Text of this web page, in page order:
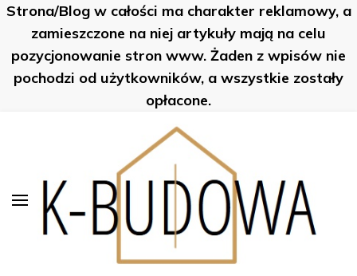
Strona/Blog w całości ma charakter reklamowy, a
zamieszczone na niej artykuły mają na celu
pozycjonowanie stron www. Żaden z wpisów nie
pochodzi od użytkowników, a wszystkie zostały
opłacone.
K-Budowa